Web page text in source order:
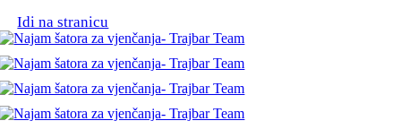
Idi na stranicu